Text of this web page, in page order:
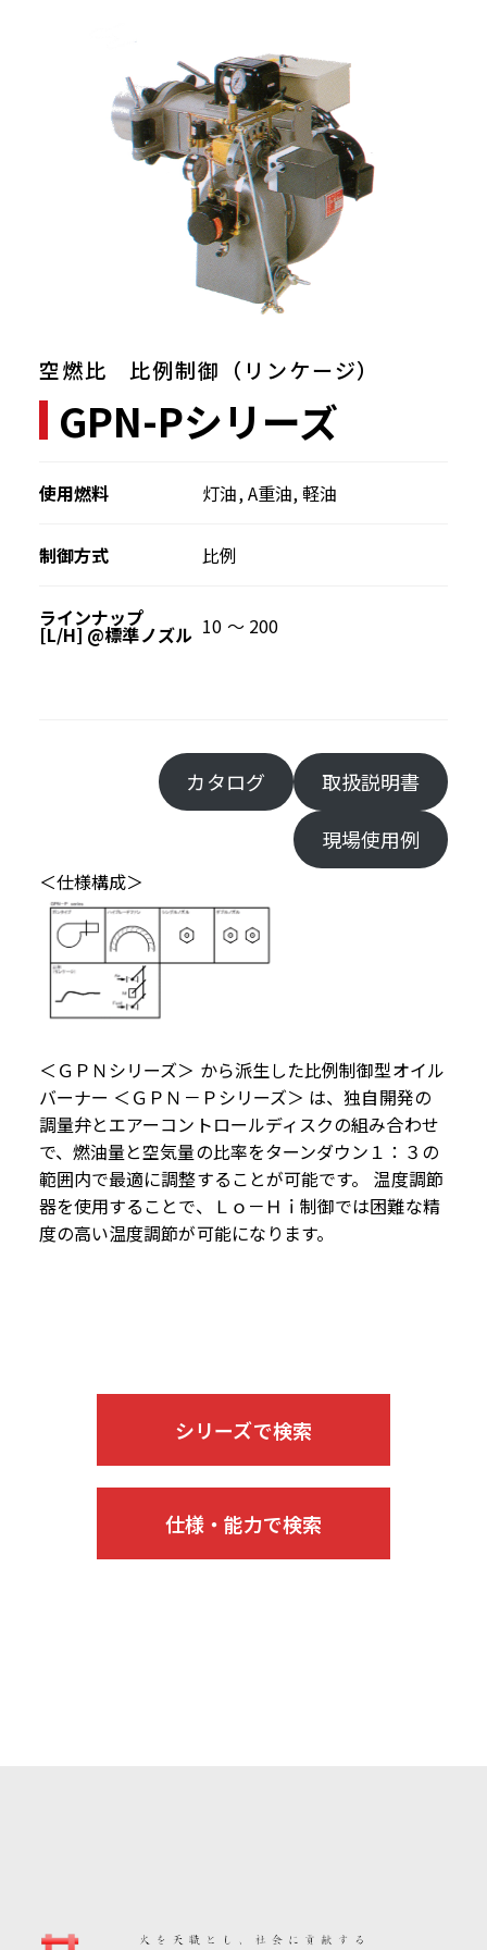
空燃比 比例制御（リンケージ）
GPN-Pシリーズ
使用燃料 灯油, A重油, 軽油
制御方式 比例
ラインナップ
[L/H] @標準ノズル 10 ～ 200
カタログ 取扱説明書
現場使用例
＜仕様構成＞
＜ＧＰＮシリーズ＞ から派生した比例制御型オイル
バーナー ＜ＧＰＮ－Ｐシリーズ＞ は、独自開発の
調量弁とエアーコントロールディスクの組み合わせ
で、燃油量と空気量の比率をターンダウン１：３の
範囲内で最適に調整することが可能です。 温度調節
器を使用することで、Ｌｏ－Ｈｉ制御では困難な精
度の高い温度調節が可能になります。
シリーズで検索
仕様・能力で検索